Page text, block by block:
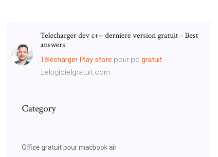
Telecharger dev c++ derniere version gratuit - Best
answers
Télécharger Play store pour pc gratuit -
Lelogicielgratuit.com
Category
Office gratuit pour macbook air